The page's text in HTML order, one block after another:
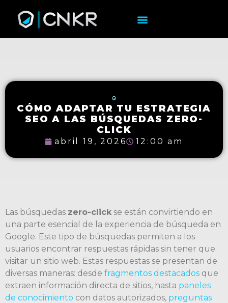
CÓMO ADAPTAR TU ESTRATEGIA
SEO A LAS BÚSQUEDAS ZERO-
CLICK
abril 19, 2026 12:00 am
Las búsquedas zero-click se están convirtiendo en
una parte esencial de la experiencia de búsqueda en
Google. Este tipo de búsquedas permiten a los
usuarios encontrar respuestas rápidas sin tener que
visitar un sitio web. Estas respuestas se presentan de
diversas maneras: desde fragmentos destacados que
extraen información directa de sitios, hasta paneles
de conocimiento con datos autorizados, preguntas